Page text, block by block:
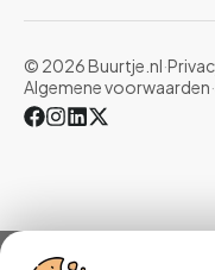
© 2026 Buurtje.nl·
Algemene voorwaarden·